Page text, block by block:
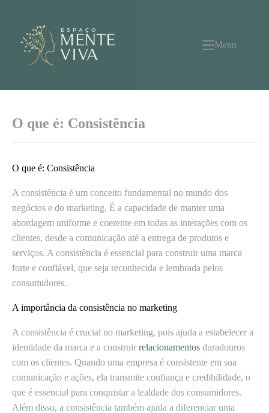
conteúdo
Menu
O que é: Consistência
O que é: Consistência
A consistência é um conceito fundamental no mundo dos
negócios e do marketing. É a capacidade de manter uma
abordagem uniforme e coerente em todas as interações com os
clientes, desde a comunicação até a entrega de produtos e
serviços. A consistência é essencial para construir uma marca
forte e confiável, que seja reconhecida e lembrada pelos
consumidores.
A importância da consistência no marketing
A consistência é crucial no marketing, pois ajuda a estabelecer a
identidade da marca e a construir relacionamentos duradouros
com os clientes. Quando uma empresa é consistente em sua
comunicação e ações, ela transmite confiança e credibilidade, o
que é essencial para conquistar a lealdade dos consumidores.
Além disso, a consistência também ajuda a diferenciar uma